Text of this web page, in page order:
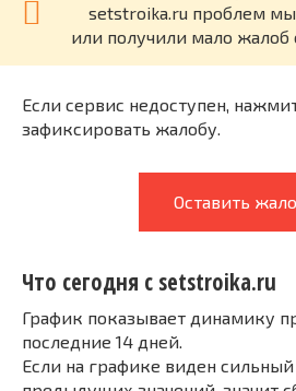
setstroika.ru проблем
или получили мало жалоб
Если сервис недоступен,
зафиксировать жалобу.
Оставить
Что сегодня с setstroika.ru
График показывает динамику
последние 14 дней.
Если на графике виден